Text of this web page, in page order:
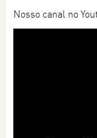
Nosso canal no